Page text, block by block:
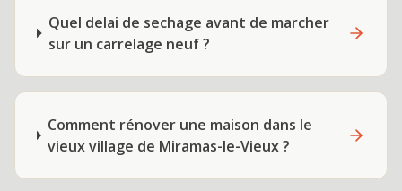
Quel delai de sechage avant de marcher
sur un carrelage neuf ?
Comment rénover une maison dans le
vieux village de Miramas-le-Vieux ?